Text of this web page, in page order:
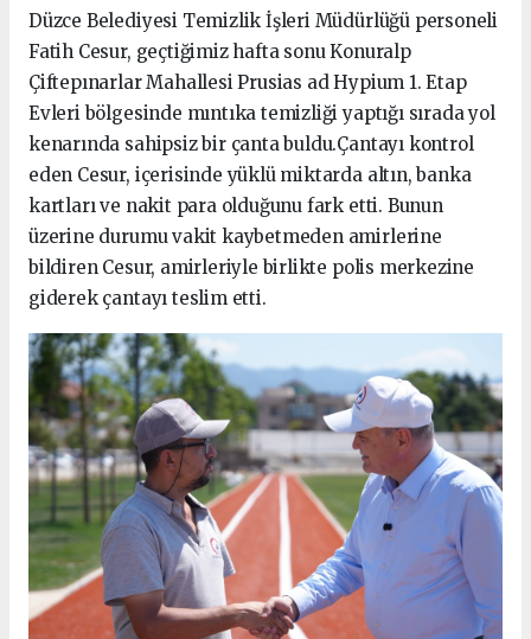
Düzce Belediyesi Temizlik İşleri Müdürlüğü personeli
Fatih Cesur, geçtiğimiz hafta sonu Konuralp
Çiftepınarlar Mahallesi Prusias ad Hypium 1. Etap
Evleri bölgesinde mıntıka temizliği yaptığı sırada yol
kenarında sahipsiz bir çanta buldu.Çantayı kontrol
eden Cesur, içerisinde yüklü miktarda altın, banka
kartları ve nakit para olduğunu fark etti. Bunun
üzerine durumu vakit kaybetmeden amirlerine
bildiren Cesur, amirleriyle birlikte polis merkezine
giderek çantayı teslim etti.